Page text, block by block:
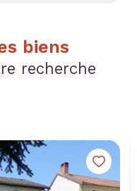
biens
recherche